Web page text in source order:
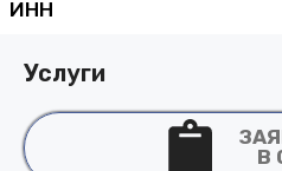
ИНН
Услуги
В